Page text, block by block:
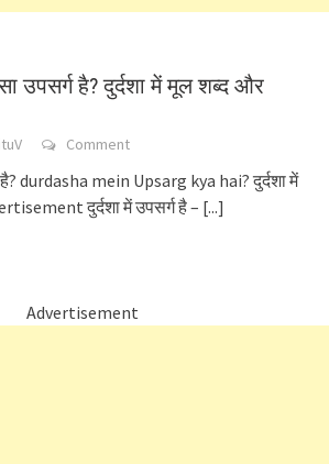
उपसर्ग है? दुर्दशा में मूल शब्द और
Comment
है? durdasha mein Upsarg kya hai? दुर्दशा में
दुर्दशा में उपसर्ग है – [...]
Advertisement